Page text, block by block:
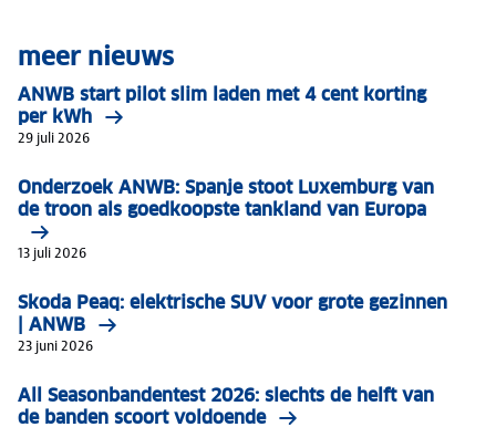
meer nieuws
ANWB start pilot slim laden met 4 cent korting
per kWh
29 juli 2026
Onderzoek ANWB: Spanje stoot Luxemburg van
de troon als goedkoopste tankland van Europa
13 juli 2026
Skoda Peaq: elektrische SUV voor grote gezinnen
| ANWB
23 juni 2026
All Seasonbandentest 2026: slechts de helft van
de banden scoort voldoende